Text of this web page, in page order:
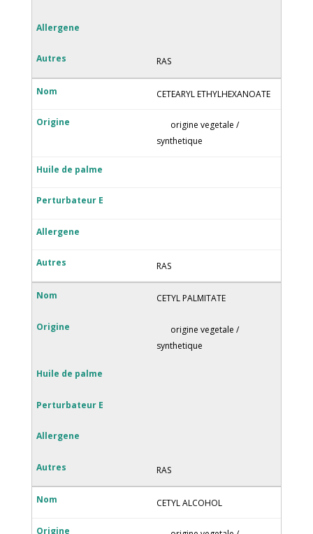
RAS
CETEARYL ETHYLHEXANOATE
origine vegetale /
synthetique
RAS
CETYL PALMITATE
origine vegetale /
synthetique
RAS
CETYL ALCOHOL